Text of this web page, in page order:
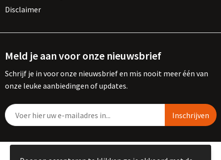
Disclaimer
Meld je aan voor onze nieuwsbrief
Schrijf je in voor onze nieuwsbrief en mis nooit meer één van
onze leuke aanbiedingen of updates.